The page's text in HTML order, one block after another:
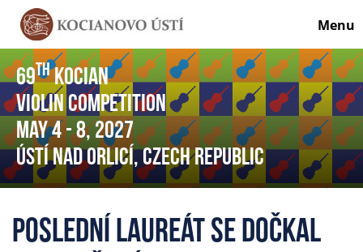
Menu
69thKocian
Violin Competition
May 4- 8, 2027
Ústí nad Orlicí, Czech Republic
Poslední laureát se dočkal